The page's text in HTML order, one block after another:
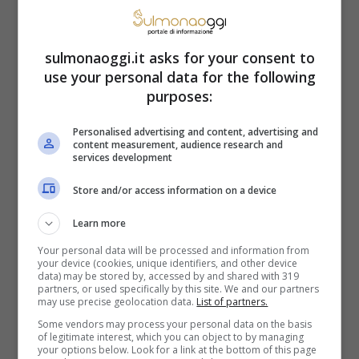
Sai perché a Pasqua si
regala la colomba? Ecco le
leggende che la
riguardano come dolce
Il primo riguarda re Alboino che,
conquistata Pavia, chiese ai nobili, per
Pasqua, pietre preziose, oro e 12 ragazze
sedicenni. Il cuoco gli fece assaggiare un
dolcea forma di colomba e Alboino ne fu
talmente estasiato da promettere rispetto
sulmonaoggi.it asks for your consent to
use your personal data for the following
purposes:
Personalised advertising and content, advertising and
content measurement, audience research and
services development
Store and/or access information on a device
Learn more
Your personal data will be processed and information from
your device (cookies, unique identifiers, and other device
data) may be stored by, accessed by and shared with 319
partners, or used specifically by this site. We and our partners
may use precise geolocation data. List of partners.
Some vendors may process your personal data on the basis
of legitimate interest, which you can object to by managing
your options below. Look for a link at the bottom of this page